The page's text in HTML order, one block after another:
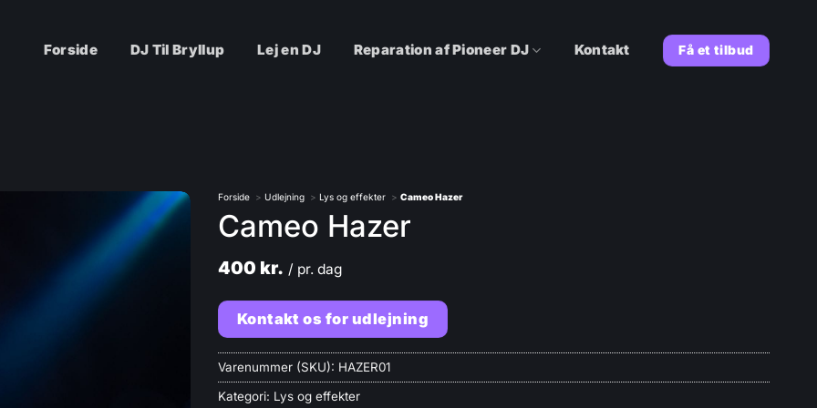
Forside DJ Til Bryllup Lej en DJ Reparation af Pioneer DJ Kontakt Få et tilbud
Forside Udlejning Lys og effekter Cameo Hazer
Cameo Hazer
400 kr. / pr. dag
Kontakt os for udlejning
Varenummer (SKU): HAZER01
Kategori: Lys og effekter